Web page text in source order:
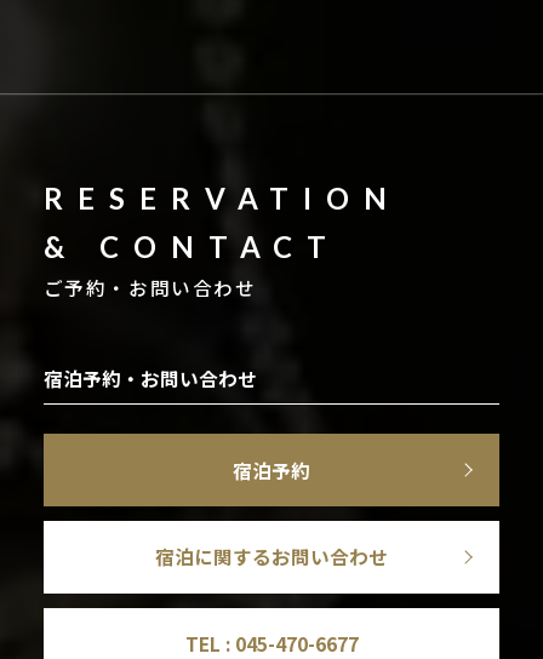
RESERVATION
& CONTACT
ご予約・お問い合わせ
宿泊予約・お問い合わせ
宿泊予約
宿泊に関するお問い合わせ
TEL : 045-470-6677